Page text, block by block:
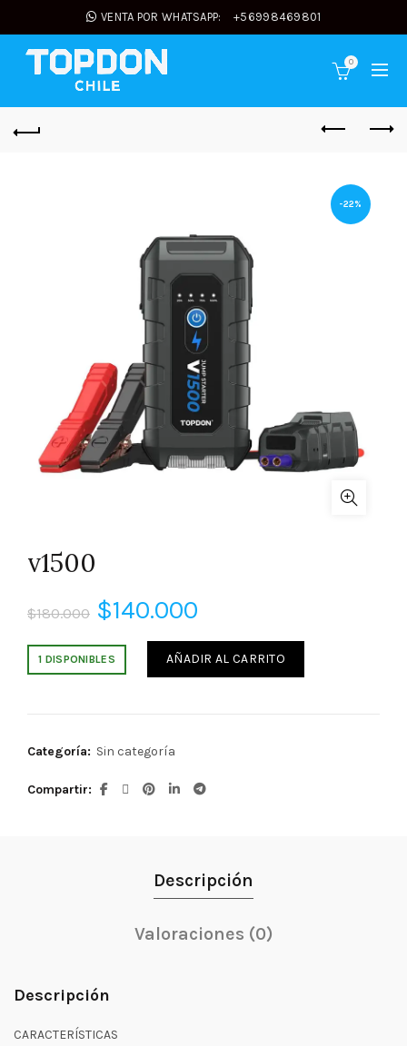
VENTA POR WHATSAPP: +56998469801
0
-22%
v1500
$180.000 El
precio
$180.000.
$140.000
precio
1 DISPONIBLES AÑADIR AL CARRITO
Categoría: Sin categoría
Compartir
Descripción
Valoraciones (0)
Descripción
CARACTERÍSTICAS